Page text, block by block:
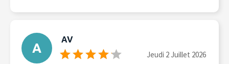
A
AV
Jeudi 2 Juillet 2026